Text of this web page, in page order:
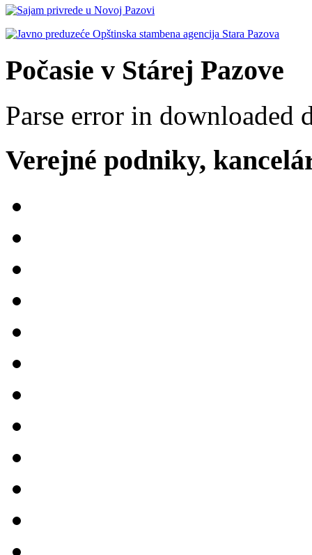
Počasie v Stárej Pazove
Parse error in downloaded
Verejné podniky,